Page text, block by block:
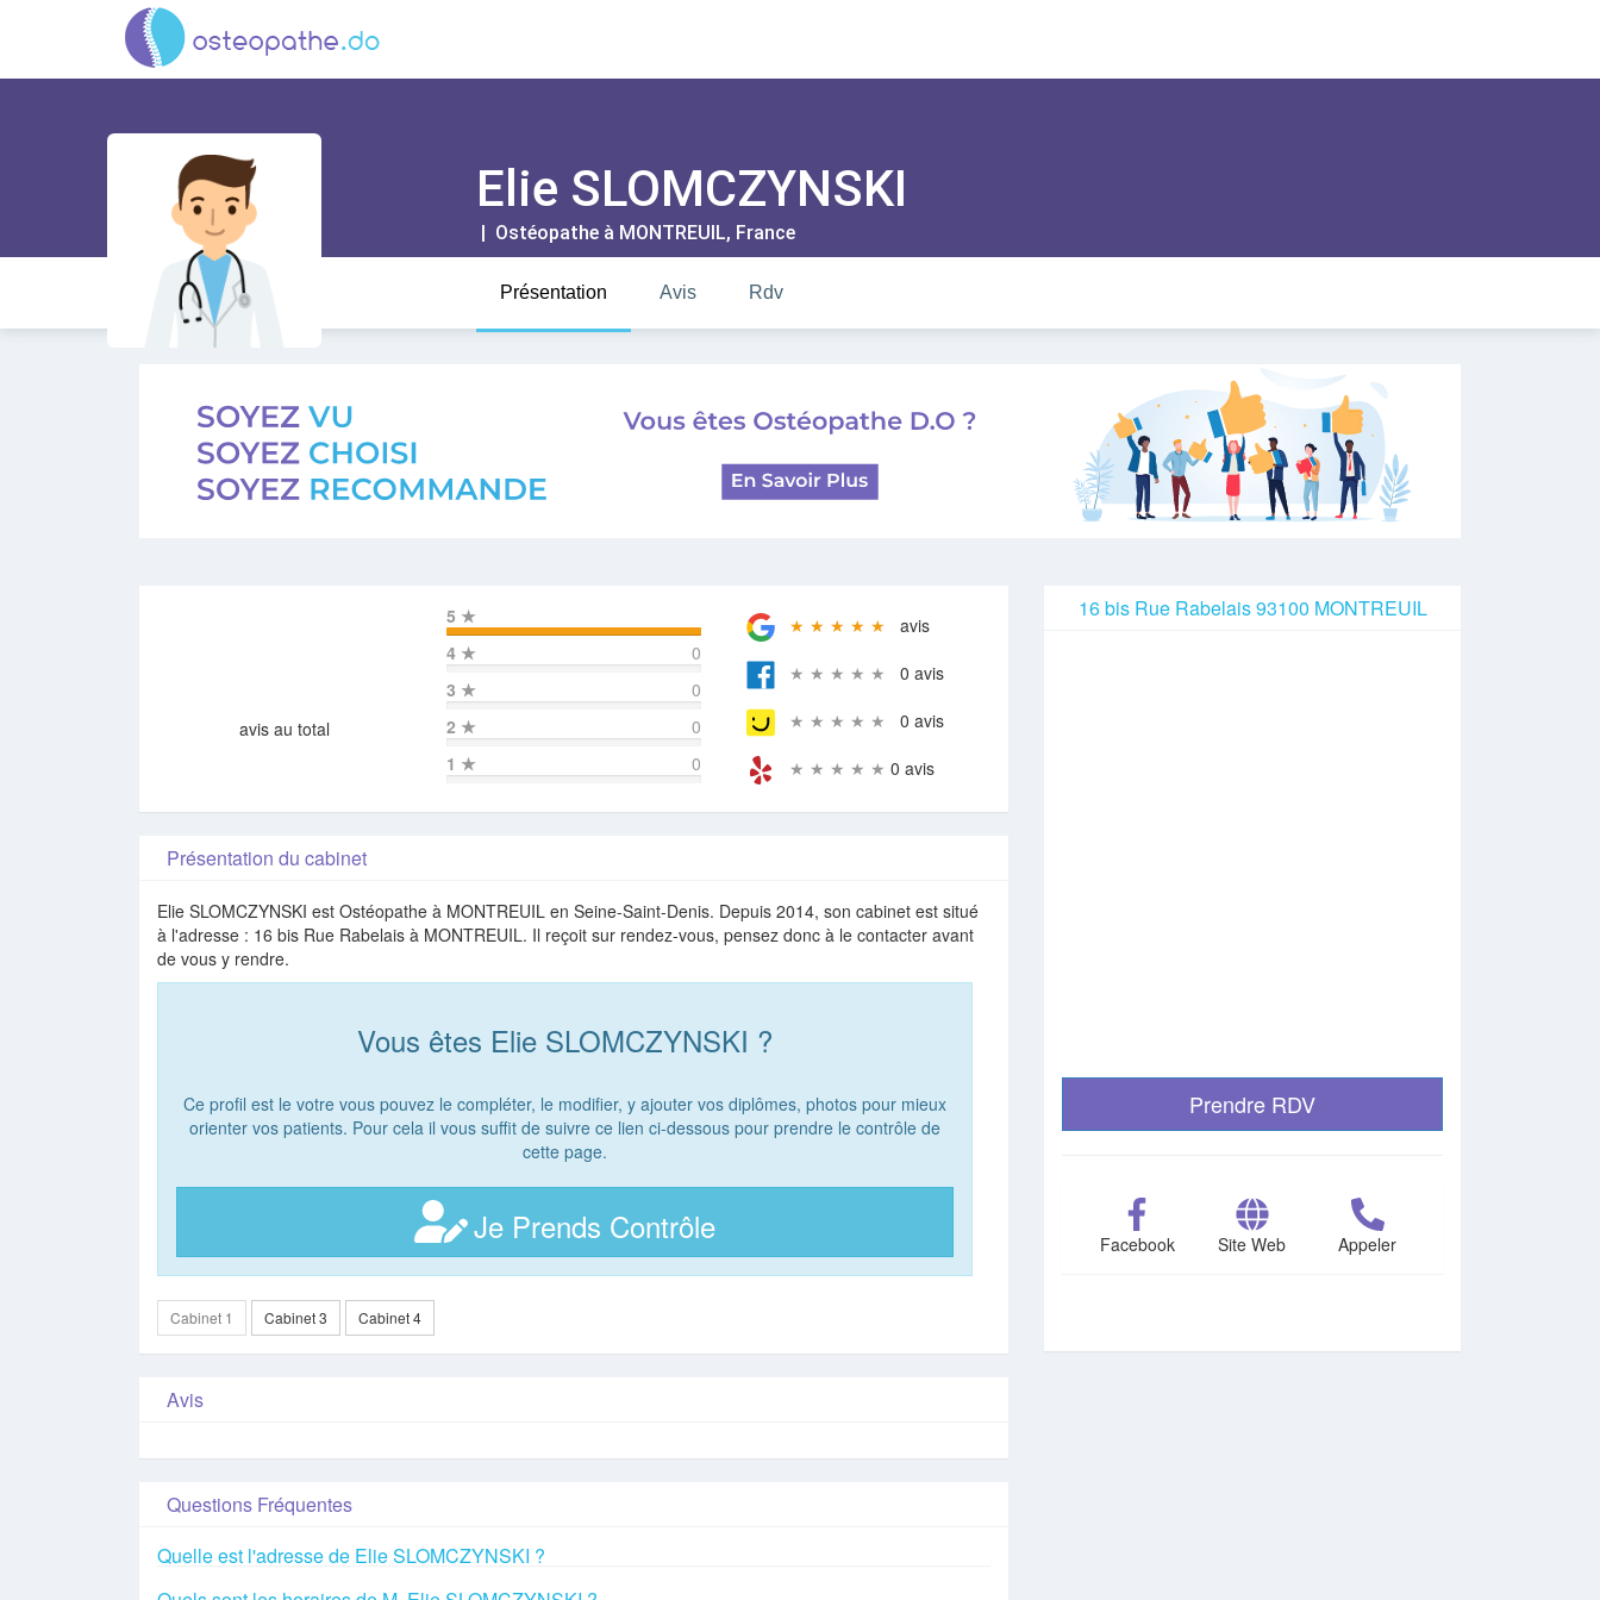
Elie SLOMCZYNSKI
| Ostéopathe à MONTREUIL, France
Présentation Avis Rdv
avis au total
5 ★
4 ★
0
3 ★
0
2 ★
0
1 ★ 0
★ ★ ★ ★ ★ avis
★ ★ ★ ★ ★ 0 avis
★ ★ ★ ★ ★ 0 avis
★ ★ ★ ★ ★ 0 avis
Présentation du cabinet
Elie SLOMCZYNSKI est Ostéopathe à MONTREUIL en Seine-Saint-Denis. Depuis 2014, son cabinet est situé
à l'adresse : 16 bis Rue Rabelais à MONTREUIL. Il reçoit sur rendez-vous, pensez donc à le contacter avant
de vous y rendre.
Vous êtes Elie SLOMCZYNSKI ?
Ce profil est le votre vous pouvez le compléter, le modifier, y ajouter vos diplômes, photos pour mieux
orienter vos patients. Pour cela il vous suffit de suivre ce lien ci-dessous pour prendre le contrôle de
cette page.
Je Prends Contrôle
Cabinet 1 Cabinet 3 Cabinet 4
Avis
Questions Fréquentes
Quelle est l'adresse de Elie SLOMCZYNSKI ?
16 bis Rue Rabelais 93100 MONTREUIL
Prendre RDV
Facebook Site Web Appeler